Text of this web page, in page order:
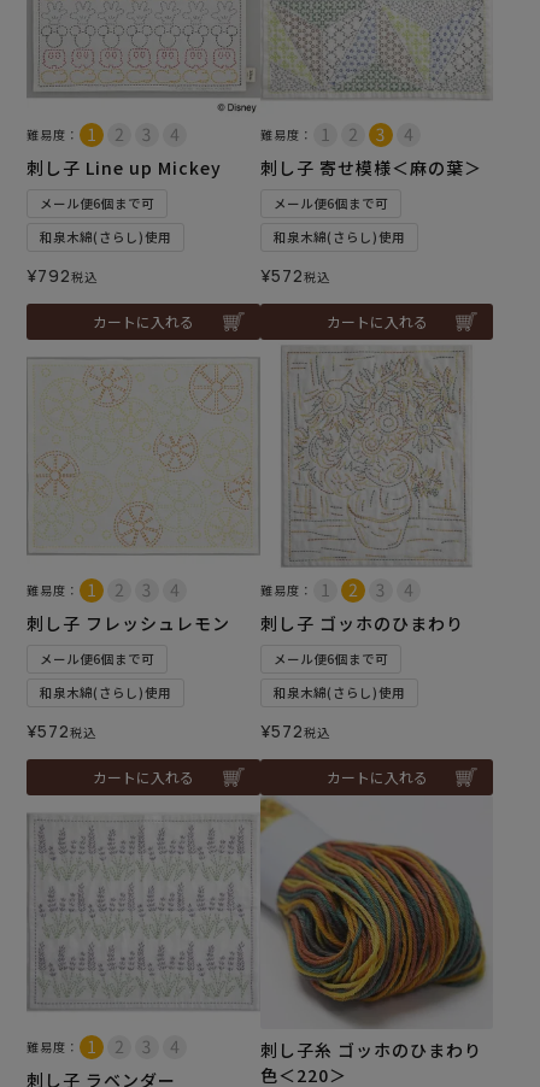
難易度：
刺し子 Line up Mickey
メール便6個まで可
和泉木綿(さらし)使用
¥792税込
カートに入れる
難易度：
刺し子 寄せ模様＜麻の葉＞
メール便6個まで可
和泉木綿(さらし)使用
¥572税込
カートに入れる
難易度：
刺し子 フレッシュレモン
メール便6個まで可
和泉木綿(さらし)使用
¥572税込
カートに入れる
難易度：
刺し子 ゴッホのひまわり
メール便6個まで可
和泉木綿(さらし)使用
¥572税込
カートに入れる
難易度：
刺し子 ラベンダー
刺し子糸 ゴッホのひまわり
色＜220＞